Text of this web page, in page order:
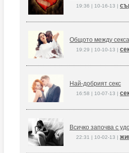
19:36 | 10-16-13 |
Общото между
19:29 | 10-10-13 |
Най-добрият секс
16:58 | 10-07-13 |
Всичко започва с
22:31 | 10-02-13 |